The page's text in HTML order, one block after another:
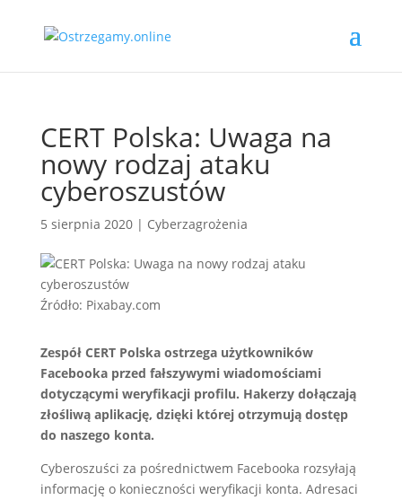
CERT Polska: Uwaga na
nowy rodzaj ataku
cyberoszustów
5 sierpnia 2020| Cyberzagrożenia
Źródło: Pixabay.com
Zespół CERT Polska ostrzega użytkowników
Facebooka przed fałszywymi wiadomościami
dotyczącymi weryfikacji profilu. Hakerzy dołączają
złośliwą aplikację, dzięki której otrzymują dostęp
do naszego konta.
Cyberoszuści za pośrednictwem Facebooka rozsyłają
informację o konieczności weryfikacji konta. Adresaci